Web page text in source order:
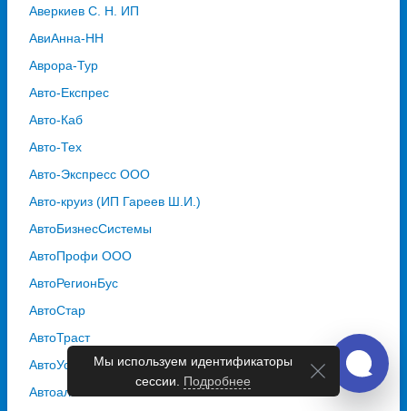
Аверкиев С. Н. ИП
АвиАнна-НН
Аврора-Тур
Авто-Експрес
Авто-Каб
Авто-Тех
Авто-Экспресс ООО
Авто-круиз (ИП Гареев Ш.И.)
АвтоБизнесСистемы
АвтоПрофи ООО
АвтоРегионБус
АвтоСтар
АвтоТраст
АвтоУспех
Автоальянс
Мы используем идентификаторы
сессии. Подробнее